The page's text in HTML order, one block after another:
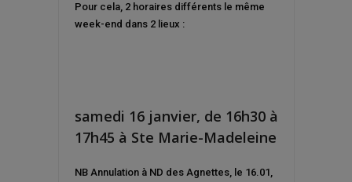
Pour cela, 2 horaires différents le même
week-end dans 2 lieux :
samedi 16 janvier, de 16h30 à
17h45 à Ste Marie-Madeleine
NB Annulation à ND des Agnettes, le 16.01,